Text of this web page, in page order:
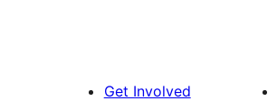
Get Involved